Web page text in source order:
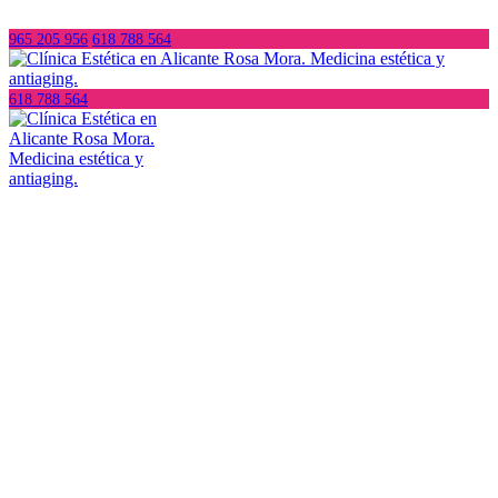
965 205 956 618 788 564
618 788 564